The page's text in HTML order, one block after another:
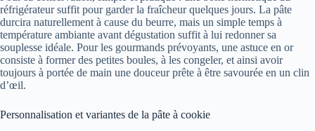
réfrigérateur suffit pour garder la fraîcheur quelques jours. La pâte
durcira naturellement à cause du beurre, mais un simple temps à
température ambiante avant dégustation suffit à lui redonner sa
souplesse idéale. Pour les gourmands prévoyants, une astuce en or
consiste à former des petites boules, à les congeler, et ainsi avoir
toujours à portée de main une douceur prête à être savourée en un clin
d’œil.
Personnalisation et variantes de la pâte à cookie